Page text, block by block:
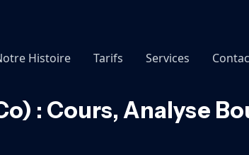
Histoire Tarifs Services
: Cours, Analyse